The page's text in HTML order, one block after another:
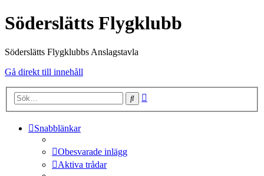
Söderslätts Flygklubb
Söderslätts Flygklubbs Anslagstavla
Gå direkt till innehåll
Sök
Snabblänkar
Obesvarade inlägg
Aktiva trådar